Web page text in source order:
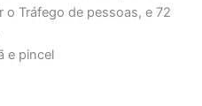
o Tráfego de pessoas, e 72
e pincel